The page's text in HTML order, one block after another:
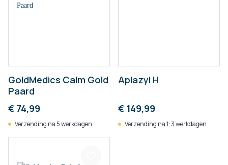
GoldMedics Calm Gold
Paard
€ 74,99
Verzending na 5 werkdagen
Aplazyl H
€ 149,99
Verzending na 1-3 werkdagen